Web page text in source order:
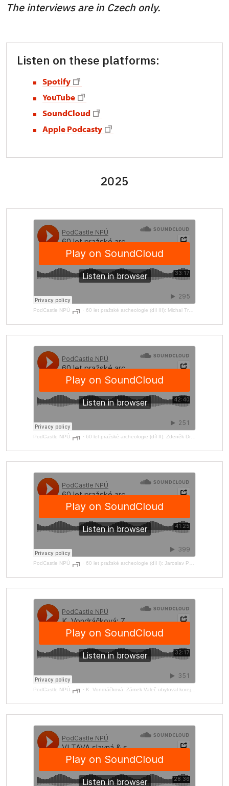
The interviews are in Czech only.
Listen on these platforms:
Spotify
YouTube
SoundCloud
Apple Podcasty
2025
PodCastle NPÚ · 60 let pražské archeologie (díl III): Michal Tryml
PodCastle NPÚ · 60 let pražské archeologie (díl II): Zdeněk Dragoun
PodCastle NPÚ · 60 let pražské archeologie (díl I): Jaroslav Podliska
PodCastle NPÚ · K. Vondráčková: Zámek Valeč ubytoval korejské sirotky, k rekreaci dětí diplomatů ale vhodný nebyl